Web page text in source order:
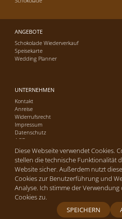
ANGEBOTE
Schokolade Wiederverkauf
Speisekarte
Wedding Planner
UNTERNEHMEN
Kontakt
Anreise
Widerrufsrecht
Impressum
Datenschutz
AGB
Copyright © 2016-26 Cafe-Konditorei
Diese Webseite verwendet Cookies.
stellen die technische Funktionalität
Website sicher. Außerdem nutzt
Cookies zur Benutzerführung und
Analyse. Ich stimme der Verwendung
Cookies zu.
SPEICHERN